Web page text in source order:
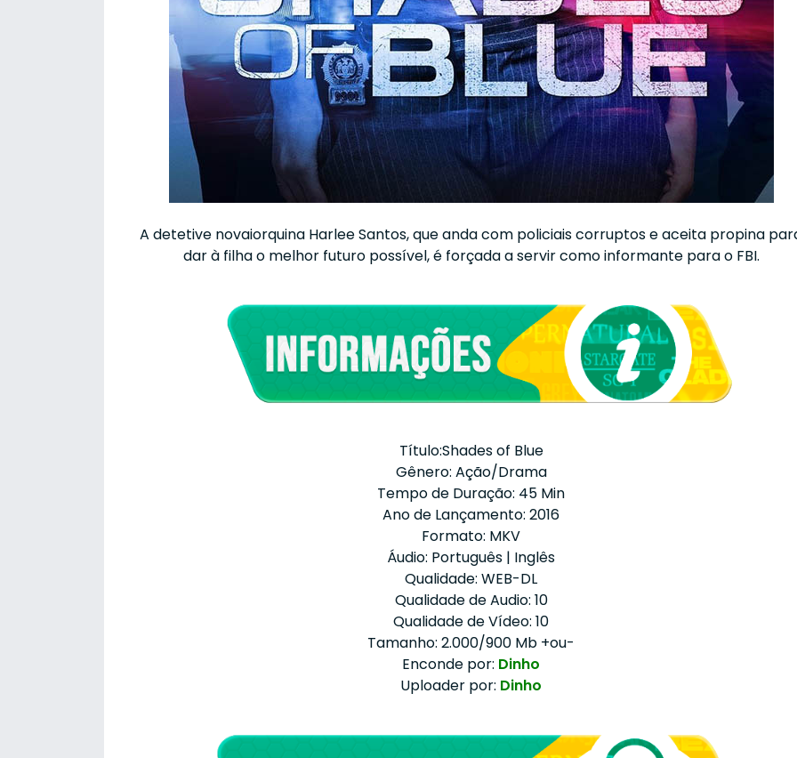
A detetive novaiorquina Harlee Santos, que anda com policiais corruptos e aceita propina
dar à filha o melhor futuro possível, é forçada a servir como informante para o FBI.
Título:Shades of Blue
Gênero: Ação/Drama
Tempo de Duração: 45 Min
Ano de Lançamento: 2016
Formato: MKV
Áudio: Português | Inglês
Qualidade: WEB-DL
Qualidade de Audio: 10
Qualidade de Vídeo: 10
Tamanho: 2.000/900 Mb +ou-
Enconde por: Dinho
Uploader por: Dinho